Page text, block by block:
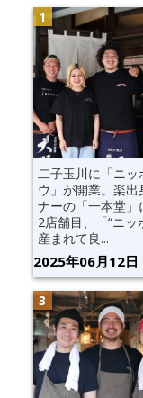
二子玉川に「ニッ
ウ」が開業。楽出
ナーの「一本堂」
2店舗目、「“ニッ
産まれて良...
2025年06月12日